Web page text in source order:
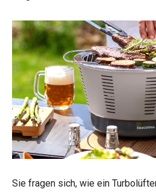
Sie fragen sich, wie ein